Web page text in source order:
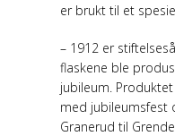
er brukt til et
– 1912 er
flaskene ble
jubileum.
med jubileumsfest
Granerud til